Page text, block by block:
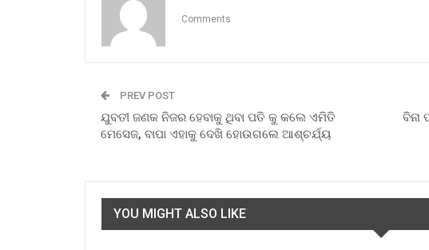
Comments
PREV POST
ଯୁବତୀ ଜଣକ ନିଜର ହେବାକୁ ଥିବା ପତି କୁ କଲେ ଏମିତି
ମେସେଜ, ବାପା ଏହାକୁ ଦେଖି ହୋଉଗଲେ ଆଶ୍ଚର୍ଯ୍ୟ
ବିନା
YOU MIGHT ALSO LIKE